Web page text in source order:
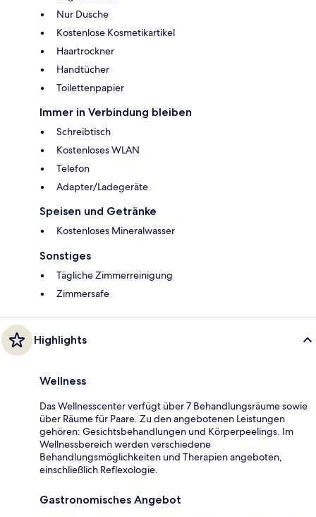
Nur Dusche
Kostenlose Kosmetikartikel
Haartrockner
Handtücher
Toilettenpapier
Immer in Verbindung bleiben
Schreibtisch
Kostenloses WLAN
Telefon
Adapter/Ladegeräte
Speisen und Getränke
Kostenloses Mineralwasser
Sonstiges
Tägliche Zimmerreinigung
Zimmersafe
Highlights
Wellness
Das Wellnesscenter verfügt über 7 Behandlungsräume sowie
über Räume für Paare. Zu den angebotenen Leistungen
gehören: Gesichtsbehandlungen und Körperpeelings. Im
Wellnessbereich werden verschiedene
Behandlungsmöglichkeiten und Therapien angeboten,
einschließlich Reflexologie.
Gastronomisches Angebot